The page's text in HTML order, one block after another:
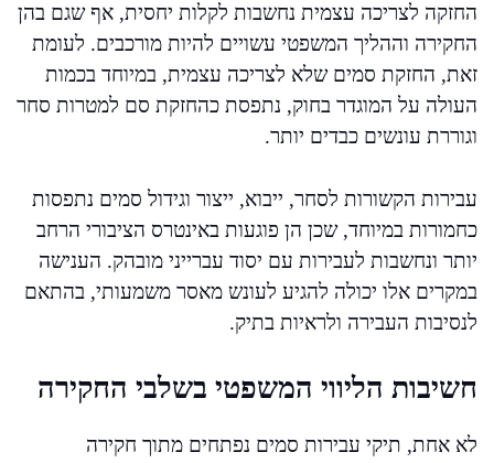
החזקה לצריכה עצמית נחשבות לקלות יחסית, אף שגם בהן
החקירה וההליך המשפטי עשויים להיות מורכבים. לעומת
זאת, החזקת סמים שלא לצריכה עצמית, במיוחד בכמות
העולה על המוגדר בחוק, נתפסת כהחזקת סם למטרות סחר
וגוררת עונשים כבדים יותר.
עבירות הקשורות לסחר, ייבוא, ייצור וגידול סמים נתפסות
כחמורות במיוחד, שכן הן פוגעות באינטרס הציבורי הרחב
יותר ונחשבות לעבירות עם יסוד עברייני מובהק. הענישה
במקרים אלו יכולה להגיע לעונש מאסר משמעותי, בהתאם
לנסיבות העבירה ולראיות בתיק.
חשיבות הליווי המשפטי בשלבי החקירה
לא אחת, תיקי עבירות סמים נפתחים מתוך חקירה